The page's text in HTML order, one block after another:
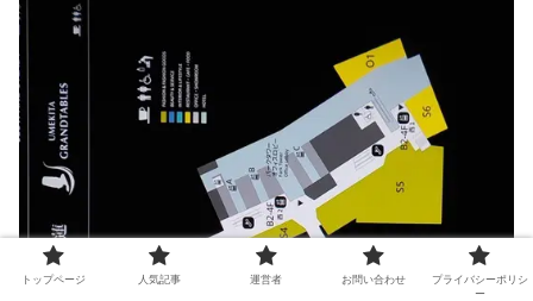
トップページ 人気記事 運営者 お問い合わせ
プライバシーポリシ
ー